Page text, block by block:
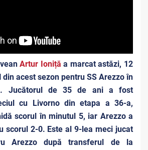
Artur Ioniță a marcat astăzi, 12
acest sezon pentru SS Arezzo în
Jucătorul de 35 de ani a fost
cu Livorno din etapa a 36-a,
scorul în minutul 5, iar Arezzo a
scorul 2-0. Este al 9-lea meci jucat
Arezzo după transferul de la